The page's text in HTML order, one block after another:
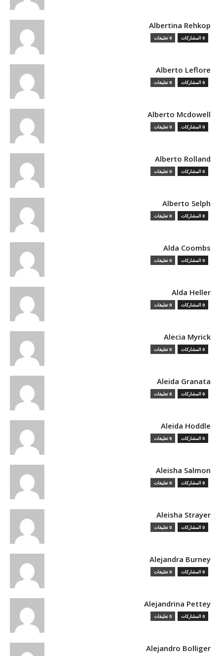
Albertina Rehkop
0 المشاركات 0 تعليقات
Alberto Leflore
0 المشاركات 0 تعليقات
Alberto Mcdowell
0 المشاركات 0 تعليقات
Alberto Rolland
0 المشاركات 0 تعليقات
Alberto Selph
0 المشاركات 0 تعليقات
Alda Coombs
0 المشاركات 0 تعليقات
Alda Heller
0 المشاركات 0 تعليقات
Alecia Myrick
0 المشاركات 0 تعليقات
Aleida Granata
0 المشاركات 0 تعليقات
Aleida Hoddle
0 المشاركات 0 تعليقات
Aleisha Salmon
0 المشاركات 0 تعليقات
Aleisha Strayer
0 المشاركات 0 تعليقات
Alejandra Burney
0 المشاركات 0 تعليقات
Alejandrina Pettey
0 المشاركات 0 تعليقات
Alejandro Bolliger